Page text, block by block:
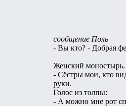
сообщение Поль
- Вы кто? - Добрая
Женский
- Сёстры мои, кто
руки.
Голос из толпы:
- А можно мне рот